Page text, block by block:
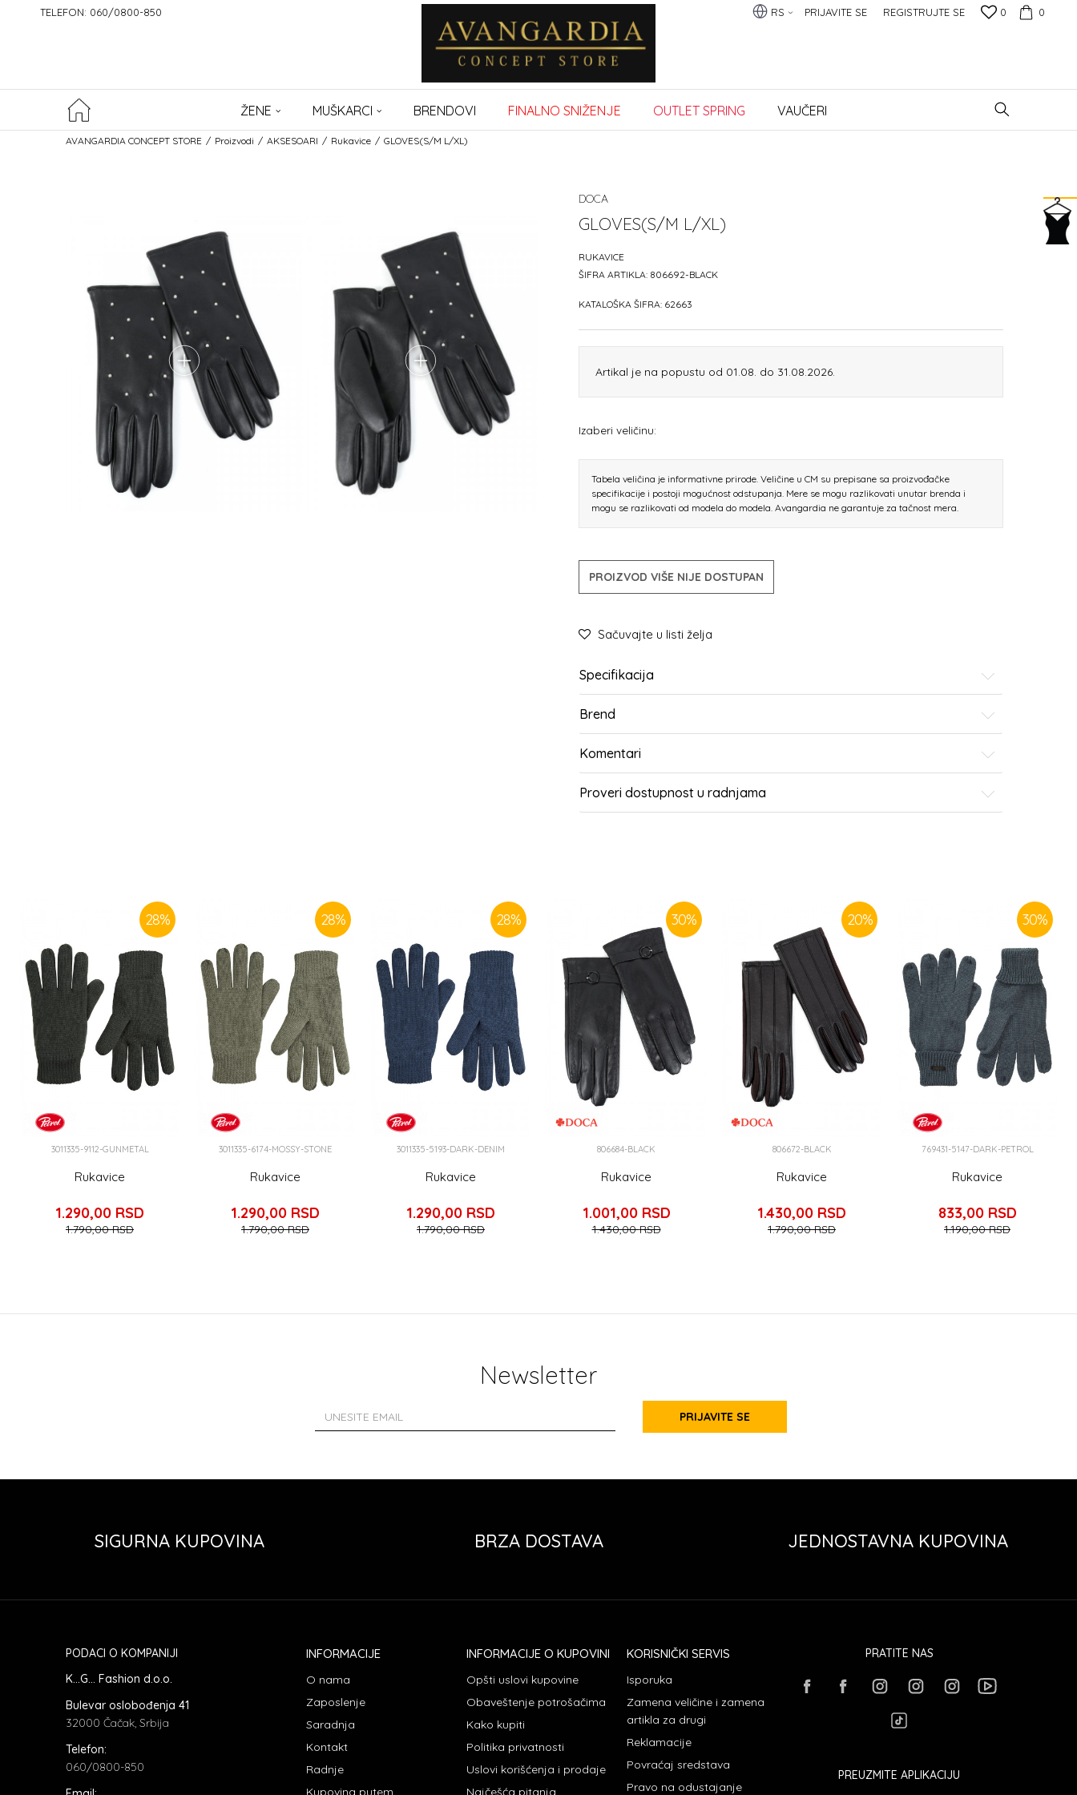
TELEFON: 060/0800-850 0
0
PRIJAVITE SE REGISTRUJTE SE
RS
ŽENE MUŠKARCI BRENDOVI FINALNO SNIŽENJE OUTLET SPRING VAUČERI
AVANGARDIA CONCEPT STORE Proizvodi AKSESOARI Rukavice GLOVES(S/M L/XL)
DOCA
GLOVES(S/M L/XL)
RUKAVICE
ŠIFRA ARTIKLA: 806692-BLACK
KATALOŠKA ŠIFRA: 62663
Artikal je na popustu od 01.08. do 31.08.2026.
Izaberi veličinu:
Tabela veličina je informativne prirode. Veličine u CM su prepisane sa proizvođačke
specifikacije i postoji mogućnost odstupanja. Mere se mogu razlikovati unutar brenda i
mogu se razlikovati od modela do modela. Avangardia ne garantuje za tačnost mera.
PROIZVOD VIŠE NIJE DOSTUPAN
Sačuvajte u listi želja
Specifikacija
Brend
Komentari
Proveri dostupnost u radnjama
28%
3011335-9112-GUNMETAL
Rukavice
1.290,00 RSD
1.790,00RSD
28%
3011335-6174-MOSSY-STONE
Rukavice
1.290,00 RSD
1.790,00RSD
28%
3011335-5193-DARK-DENIM
Rukavice
1.290,00 RSD
1.790,00RSD
30%
806684-BLACK
Rukavice
1.001,00 RSD
1.430,00RSD
20%
806672-BLACK
Rukavice
1.430,00 RSD
1.790,00RSD
30%
769431-5147-DARK-PETROL
Rukavice
833,00 RSD
1.190,00RSD
Newsletter
PRIJAVITE SE
SIGURNA KUPOVINA BRZA DOSTAVA JEDNOSTAVNA KUPOVINA
PODACI O KOMPANIJI
K...G... Fashion d.o.o.
Bulevar oslobođenja 41
32000 Čačak, Srbija
Telefon:
060/0800-850
INFORMACIJE
O nama
Zaposlenje
Saradnja
Kontakt
Radnje
Kupovina putem
INFORMACIJE O KUPOVINI
Opšti uslovi kupovine
Obaveštenje potrošačima
Kako kupiti
Politika privatnosti
Uslovi korišćenja i prodaje
Najčešća pitanja
KORISNIČKI SERVIS
Isporuka
Zamena veličine i zamena
artikla za drugi
Reklamacije
Povraćaj sredstava
Pravo na odustajanje
PRATITE NAS
PREUZMITE APLIKACIJU